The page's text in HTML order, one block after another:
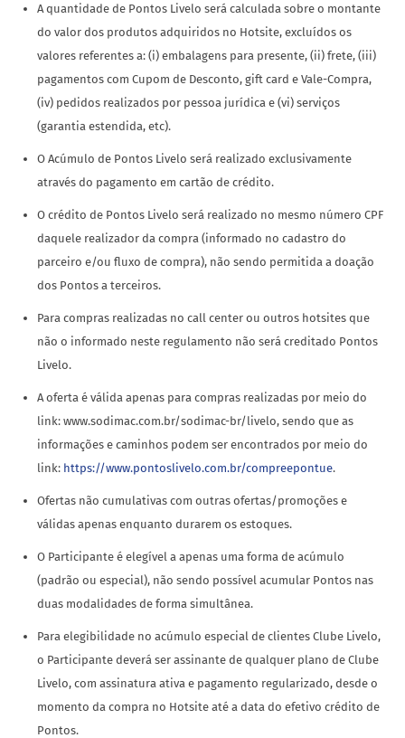
A quantidade de Pontos Livelo será calculada sobre o montante
do valor dos produtos adquiridos no Hotsite, excluídos os
valores referentes a: (i) embalagens para presente, (ii) frete, (iii)
pagamentos com Cupom de Desconto, gift card e Vale-Compra,
(iv) pedidos realizados por pessoa jurídica e (vi) serviços
(garantia estendida, etc).
O Acúmulo de Pontos Livelo será realizado exclusivamente
através do pagamento em cartão de crédito.
O crédito de Pontos Livelo será realizado no mesmo número CPF
daquele realizador da compra (informado no cadastro do
parceiro e/ou fluxo de compra), não sendo permitida a doação
dos Pontos a terceiros.
Para compras realizadas no call center ou outros hotsites que
não o informado neste regulamento não será creditado Pontos
Livelo.
A oferta é válida apenas para compras realizadas por meio do
link: www.sodimac.com.br/sodimac-br/livelo, sendo que as
informações e caminhos podem ser encontrados por meio do
link: https://www.pontoslivelo.com.br/compreepontue.
Ofertas não cumulativas com outras ofertas/promoções e
válidas apenas enquanto durarem os estoques.
O Participante é elegível a apenas uma forma de acúmulo
(padrão ou especial), não sendo possível acumular Pontos nas
duas modalidades de forma simultânea.
Para elegibilidade no acúmulo especial de clientes Clube Livelo,
o Participante deverá ser assinante de qualquer plano de Clube
Livelo, com assinatura ativa e pagamento regularizado, desde o
momento da compra no Hotsite até a data do efetivo crédito de
Pontos.